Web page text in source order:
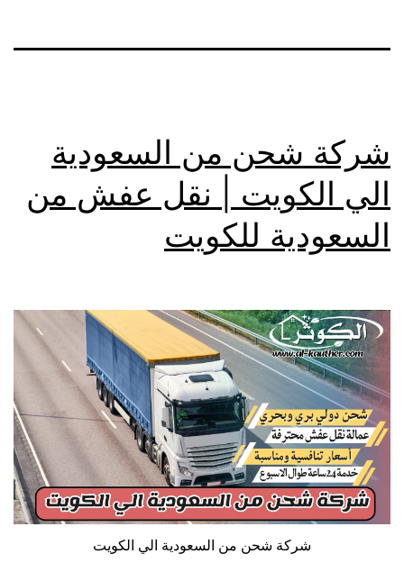
شركة شحن من السعودية
الي الكويت | نقل عفش من
السعودية للكويت
شركة شحن من السعودية الي الكويت